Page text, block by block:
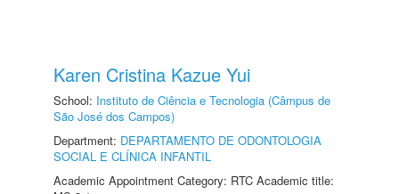
Karen Cristina Kazue Yui
School: Instituto de Ciência e Tecnologia (Câmpus de
São José dos Campos)
Department: DEPARTAMENTO DE ODONTOLOGIA
SOCIAL E CLÍNICA INFANTIL
Academic Appointment Category: RTC Academic title: